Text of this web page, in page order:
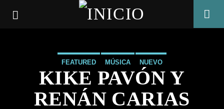
FEATURED MÚSICA NUEVO
KIKE PAVÓN Y
RENÁN CARIAS